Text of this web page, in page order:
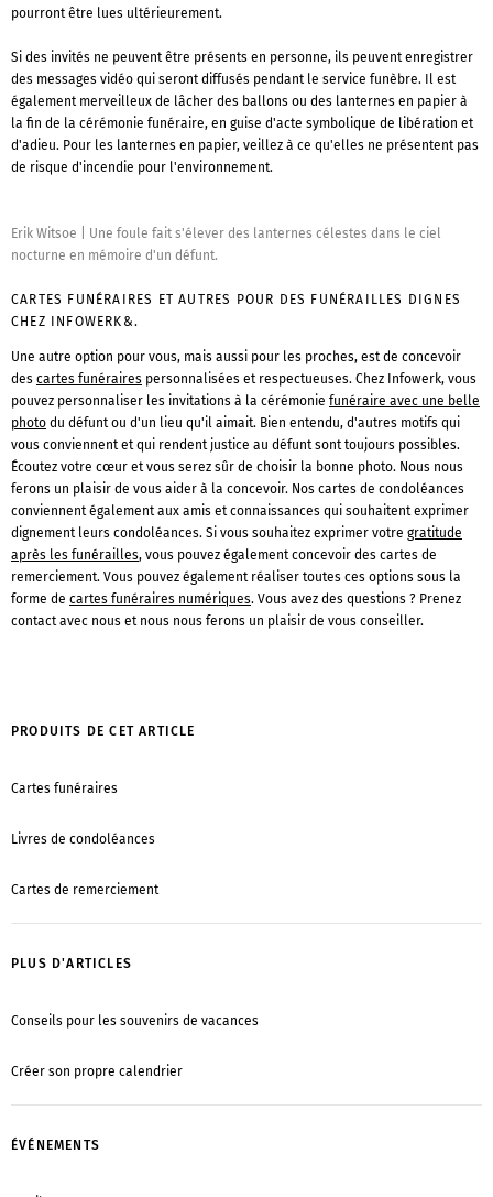
pourront être lues ultérieurement.
Si des invités ne peuvent être présents en personne, ils peuvent enregistrer
des messages vidéo qui seront diffusés pendant le service funèbre. Il est
également merveilleux de lâcher des ballons ou des lanternes en papier à
la fin de la cérémonie funéraire, en guise d'acte symbolique de libération et
d'adieu. Pour les lanternes en papier, veillez à ce qu'elles ne présentent pas
de risque d'incendie pour l'environnement.
Erik Witsoe
Une foule fait s'élever des lanternes célestes dans le ciel
nocturne en mémoire d'un défunt.
CARTES FUNÉRAIRES ET AUTRES POUR DES FUNÉRAILLES DIGNES
CHEZ INFOWERK&.
Une autre option pour vous, mais aussi pour les proches, est de concevoir
des cartes funéraires personnalisées et respectueuses. Chez Infowerk, vous
pouvez personnaliser les invitations à la cérémonie funéraire avec une belle
photo du défunt ou d'un lieu qu'il aimait. Bien entendu, d'autres motifs qui
vous conviennent et qui rendent justice au défunt sont toujours possibles.
Écoutez votre cœur et vous serez sûr de choisir la bonne photo. Nous nous
ferons un plaisir de vous aider à la concevoir. Nos cartes de condoléances
conviennent également aux amis et connaissances qui souhaitent exprimer
dignement leurs condoléances. Si vous souhaitez exprimer votre gratitude
après les funérailles, vous pouvez également concevoir des cartes de
remerciement. Vous pouvez également réaliser toutes ces options sous la
forme de cartes funéraires numériques. Vous avez des questions ? Prenez
contact avec nous et nous nous ferons un plaisir de vous conseiller.
PRODUITS DE CET ARTICLE
Cartes funéraires
Livres de condoléances
Cartes de remerciement
PLUS D'ARTICLES
Conseils pour les souvenirs de vacances
Créer son propre calendrier
ÉVÉNEMENTS